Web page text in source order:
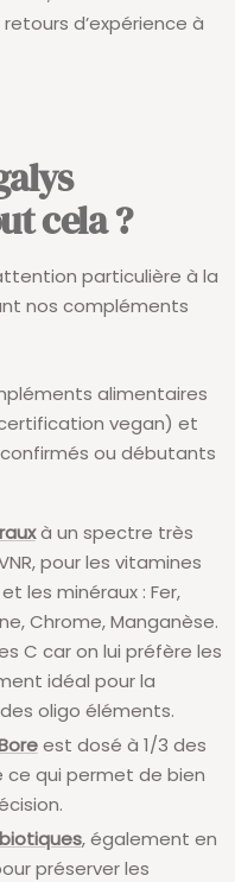
d’expérience à
cela ?
particulière à la
nos compléments
alimentaires
vegan) et
ou débutants
à un spectre très
pour les vitamines
et les minéraux : Fer,
Chrome, Manganèse.
C car on lui préfère les
idéal pour la
oligo éléments.
est dosé à 1/3 des
ce qui permet de bien
, également en
préserver les